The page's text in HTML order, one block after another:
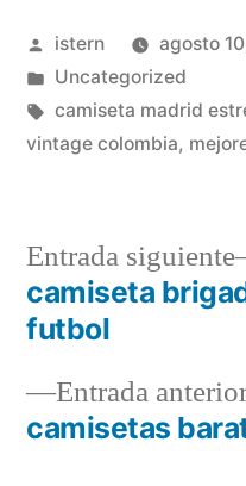
Publicado
por
istern
agosto
Publicado
en
Uncategorized
Etiquetas:
camiseta madrid
vintage colombia,
Navegación
entradas
Entrada
camisetas
Entrada siguiente
camiseta
futbol